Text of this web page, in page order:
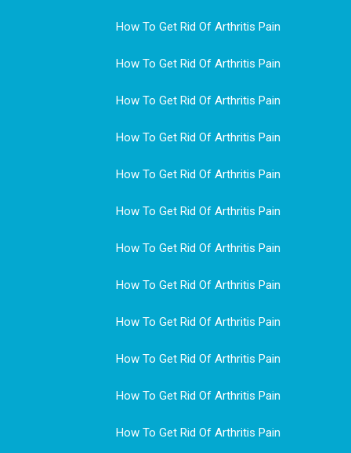
How To Get Rid Of Arthritis Pain
How To Get Rid Of Arthritis Pain
How To Get Rid Of Arthritis Pain
How To Get Rid Of Arthritis Pain
How To Get Rid Of Arthritis Pain
How To Get Rid Of Arthritis Pain
How To Get Rid Of Arthritis Pain
How To Get Rid Of Arthritis Pain
How To Get Rid Of Arthritis Pain
How To Get Rid Of Arthritis Pain
How To Get Rid Of Arthritis Pain
How To Get Rid Of Arthritis Pain